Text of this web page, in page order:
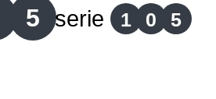
5 serie 1 0 5